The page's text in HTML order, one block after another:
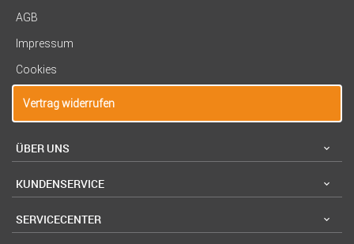
AGB
Impressum
Cookies
Vertrag widerrufen
ÜBER UNS
KUNDENSERVICE
SERVICECENTER